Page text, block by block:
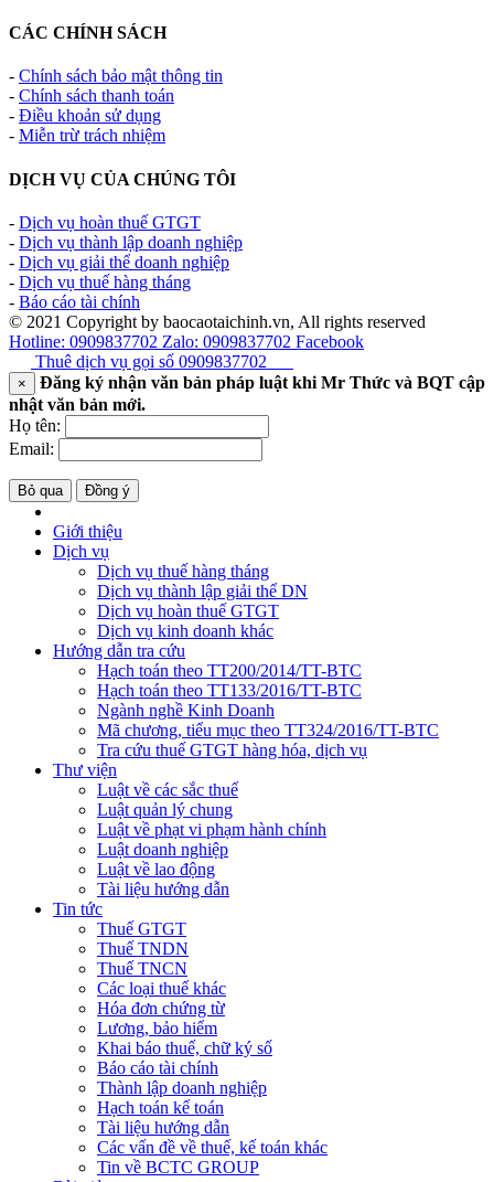
CÁC CHÍNH SÁCH
- Chính sách bảo mật thông tin
- Chính sách thanh toán
- Điều khoản sử dụng
- Miễn trừ trách nhiệm
DỊCH VỤ CỦA CHÚNG TÔI
- Dịch vụ hoàn thuế GTGT
- Dịch vụ thành lập doanh nghiệp
- Dịch vụ giải thể doanh nghiệp
- Dịch vụ thuế hàng tháng
- Báo cáo tài chính
© 2021 Copyright by baocaotaichinh.vn, All rights reserved
Hotline: 0909837702 Zalo: 0909837702 Facebook
Thuê dịch vụ gọi số 0909837702
×
Đăng ký nhận văn bản pháp luật khi Mr Thức và BQT cập
nhật văn bản mới.
Họ tên:
Email:
Bỏ qua Đồng ý
Giới thiệu
Dịch vụ
Dịch vụ thuế hàng tháng
Dịch vụ thành lập giải thể DN
Dịch vụ hoàn thuế GTGT
Dịch vụ kinh doanh khác
Hướng dẫn tra cứu
Hạch toán theo TT200/2014/TT-BTC
Hạch toán theo TT133/2016/TT-BTC
Ngành nghề Kinh Doanh
Mã chương, tiểu mục theo TT324/2016/TT-BTC
Tra cứu thuế GTGT hàng hóa, dịch vụ
Thư viện
Luật về các sắc thuế
Luật quản lý chung
Luật về phạt vi phạm hành chính
Luật doanh nghiệp
Luật về lao động
Tài liệu hướng dẫn
Tin tức
Thuế GTGT
Thuế TNDN
Thuế TNCN
Các loại thuế khác
Hóa đơn chứng từ
Lương, bảo hiểm
Khai báo thuế, chữ ký số
Báo cáo tài chính
Thành lập doanh nghiệp
Hạch toán kế toán
Tài liệu hướng dẫn
Các vấn đề về thuế, kế toán khác
Tin về BCTC GROUP